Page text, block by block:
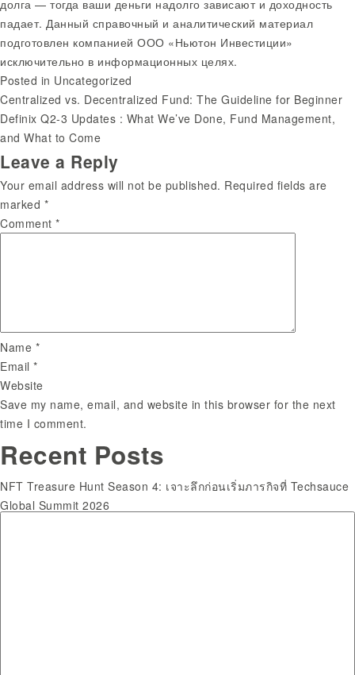
долга — тогда ваши деньги надолго зависают и доходность
падает. Данный справочный и аналитический материал
подготовлен компанией ООО «Ньютон Инвестиции»
исключительно в информационных целях.
Posted in Uncategorized
Post
navigation
Centralized vs. Decentralized Fund: The Guideline for Beginner
Definix Q2-3 Updates : What We’ve Done, Fund Management,
and What to Come
Leave a Reply
Your email address will not be published. Required fields are
marked *
Comment *
Name *
Email *
Website
Save my name, email, and website in this browser for the next
time I comment.
for:
Recent Posts
NFT Treasure Hunt Season 4: เจาะลึกก่อนเริ่มภารกิจที่ Techsauce
Global Summit 2026